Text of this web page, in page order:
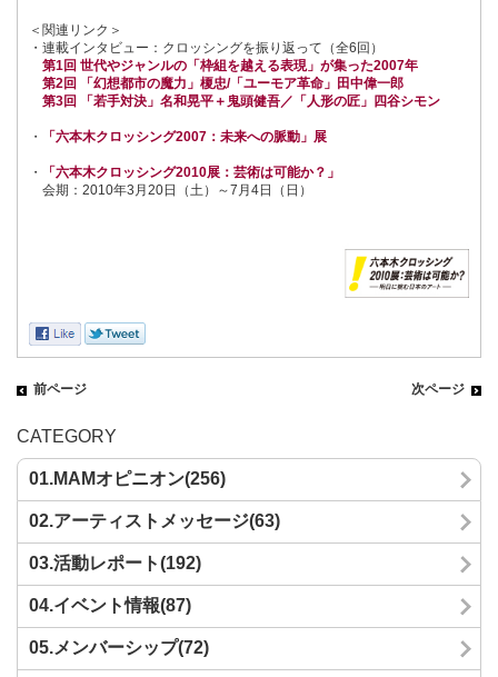
＜関連リンク＞
・連載インタビュー：クロッシングを振り返って（全6回）
第1回 世代やジャンルの「枠組を越える表現」が集った2007年
第2回 「幻想都市の魔力」榎忠/「ユーモア革命」田中偉一郎
第3回 「若手対決」名和晃平＋鬼頭健吾／「人形の匠」四谷シモン
・ 「六本木クロッシング2007：未来への脈動」展
・
「六本木クロッシング2010展：芸術は可能か？」
会期：2010年3月20日（土）～7月4日（日）
前ページ 次ページ
CATEGORY
01.MAMオピニオン(256)
02.アーティストメッセージ(63)
03.活動レポート(192)
04.イベント情報(87)
05.メンバーシップ(72)